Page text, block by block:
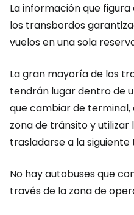
La información que
los transbordos
vuelos en una sola
La gran mayoría de los
tendrán lugar dentro de
que cambiar de
zona de tránsito y
trasladarse a la siguiente
No hay autobuses que
través de la zona de